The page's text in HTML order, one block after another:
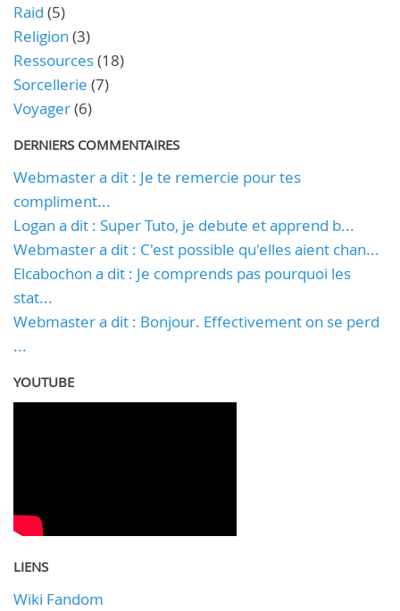
Raid (5)
Religion (3)
Ressources(18)
Sorcellerie (7)
Voyager(6)
DERNIERS COMMENTAIRES
Webmaster a dit : Je te remercie pour tes
compliment...
Logan a dit : Super Tuto, je debute et apprend b...
Webmaster a dit : C'est possible qu'elles aient chan...
Elcabochon a dit : Je comprends pas pourquoi les
stat...
Webmaster a dit : Bonjour. Effectivement on se perd
...
YOUTUBE
LIENS
Wiki Fandom